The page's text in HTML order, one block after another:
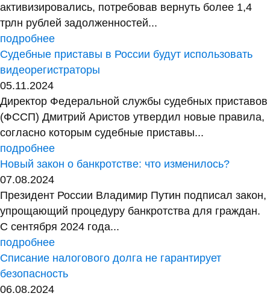
активизировались, потребовав вернуть более 1,4
трлн рублей задолженностей...
подробнее
Судебные приставы в России будут использовать
видеорегистраторы
05.11.2024
Директор Федеральной службы судебных приставов
(ФССП) Дмитрий Аристов утвердил новые правила,
согласно которым судебные приставы...
подробнее
Новый закон о банкротстве: что изменилось?
07.08.2024
Президент России Владимир Путин подписал закон,
упрощающий процедуру банкротства для граждан.
С сентября 2024 года...
подробнее
Списание налогового долга не гарантирует
безопасность
06.08.2024